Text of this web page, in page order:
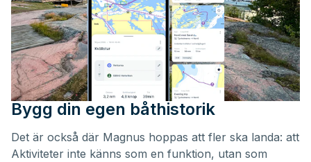
Bygg din egen båthistorik
Det är också där Magnus hoppas att fler ska landa: att
Aktiviteter inte känns som en funktion, utan som